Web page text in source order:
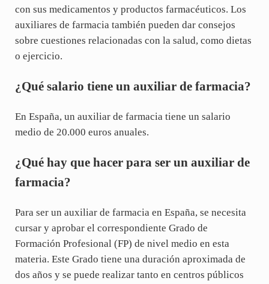
con sus medicamentos y productos farmacéuticos. Los
auxiliares de farmacia también pueden dar consejos
sobre cuestiones relacionadas con la salud, como dietas
o ejercicio.
¿Qué salario tiene un auxiliar de farmacia?
En España, un auxiliar de farmacia tiene un salario
medio de 20.000 euros anuales.
¿Qué hay que hacer para ser un auxiliar de
farmacia?
Para ser un auxiliar de farmacia en España, se necesita
cursar y aprobar el correspondiente Grado de
Formación Profesional (FP) de nivel medio en esta
materia. Este Grado tiene una duración aproximada de
dos años y se puede realizar tanto en centros públicos